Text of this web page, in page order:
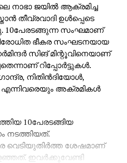
ജയില്‍ ആക്രമിച്ച
തീവ്രവാദി ഉള്‍പ്പെടെ
10പേരടങ്ങുന്ന സംഘമാണ്
ഭീകര സംഘടനയായ
സിങ് മിന്റൂവിനെയാണ്
റിപ്പോര്‍ട്ടുകള്‍.
നിതിന്‍ദിയോള്‍,
എന്നിവരെയും അക്രമികള്‍
10പേരടങ്ങിയ
വെടിയുതിര്‍ത്ത ശേഷമാണ്
ഇവര്‍ക്കുവേണ്ടി